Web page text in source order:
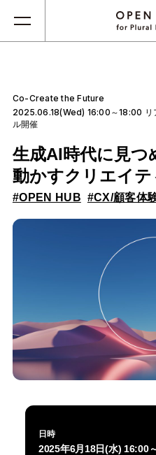
Co-Create the Future
2025.06.18(Wed) 16:00～18:00 リ
ル開催
生成AI時代に見つ
動かすクリエイテ
#OPEN HUB #CX/顧客体
日時
2025年6月18日(水) 16:00